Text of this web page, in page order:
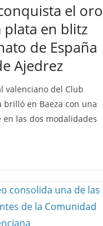
el oro
plata en blitz
de España
Ajedrez
valenciano del Club
brilló en Baeza con una
las dos modalidades